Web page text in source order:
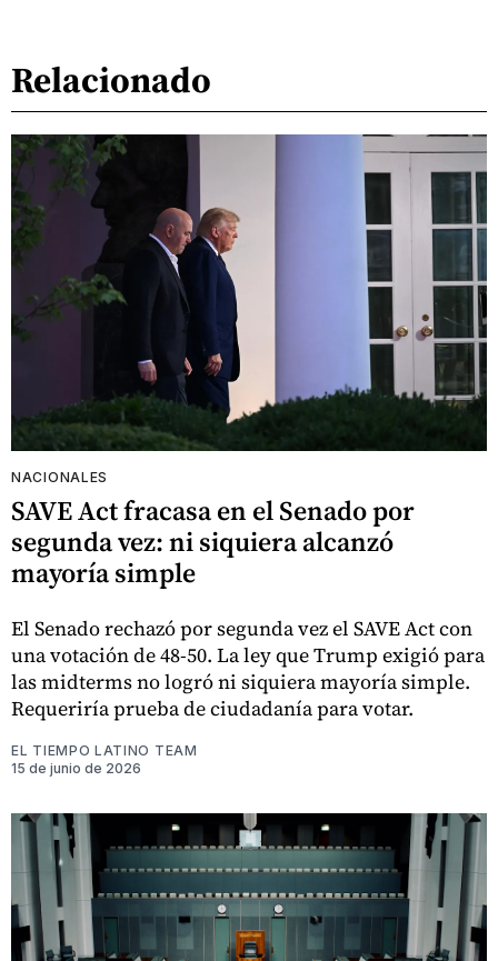
Relacionado
NACIONALES
SAVE Act fracasa en el Senado por
segunda vez: ni siquiera alcanzó
mayoría simple
El Senado rechazó por segunda vez el SAVE Act con
una votación de 48-50. La ley que Trump exigió para
las midterms no logró ni siquiera mayoría simple.
Requeriría prueba de ciudadanía para votar.
EL TIEMPO LATINO TEAM
15 de junio de 2026